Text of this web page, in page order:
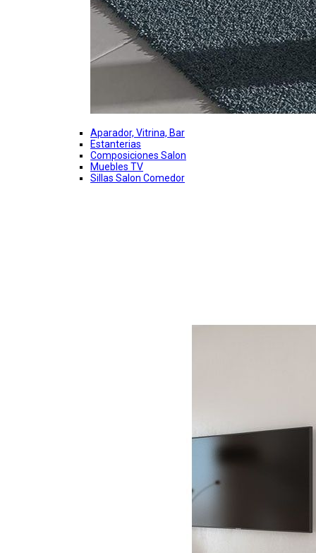
Aparador, Vitrina, Bar
Estanterias
Composiciones Salon
Muebles TV
Sillas Salon Comedor